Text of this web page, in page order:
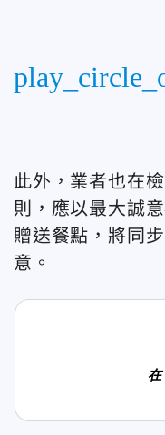
此外，業者也在
則，應以最大誠
贈送餐點，將同
意。